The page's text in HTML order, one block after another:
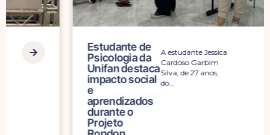
Estudante de
Psicologia da
Unifan destaca
impacto social
aprendizados
A estudante Jessica
Cardoso Garbim
Silva, de 27 anos,
do…